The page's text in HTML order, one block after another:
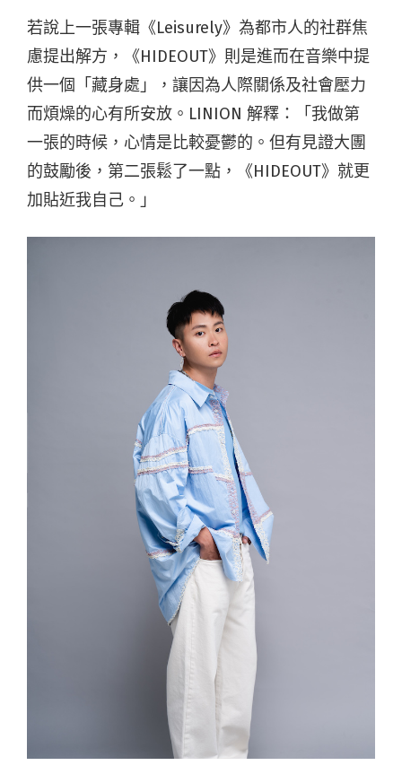
若說上一張專輯《Leisurely》為都市人的社群焦
慮提出解方，《HIDEOUT》則是進而在音樂中提
供一個「藏身處」，讓因為人際關係及社會壓力
而煩燥的心有所安放。LINION 解釋：「我做第
一張的時候，心情是比較憂鬱的。但有見證大團
的鼓勵後，第二張鬆了一點，《HIDEOUT》就更
加貼近我自己。」